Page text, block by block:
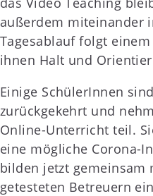
außerdem miteinander
Tagesablauf folgt
ihnen Halt und
Einige SchülerInnen
zurückgekehrt und
Online-Unterricht teil.
eine mögliche Corona-
bilden jetzt gemeinsam
getesteten Betreuern